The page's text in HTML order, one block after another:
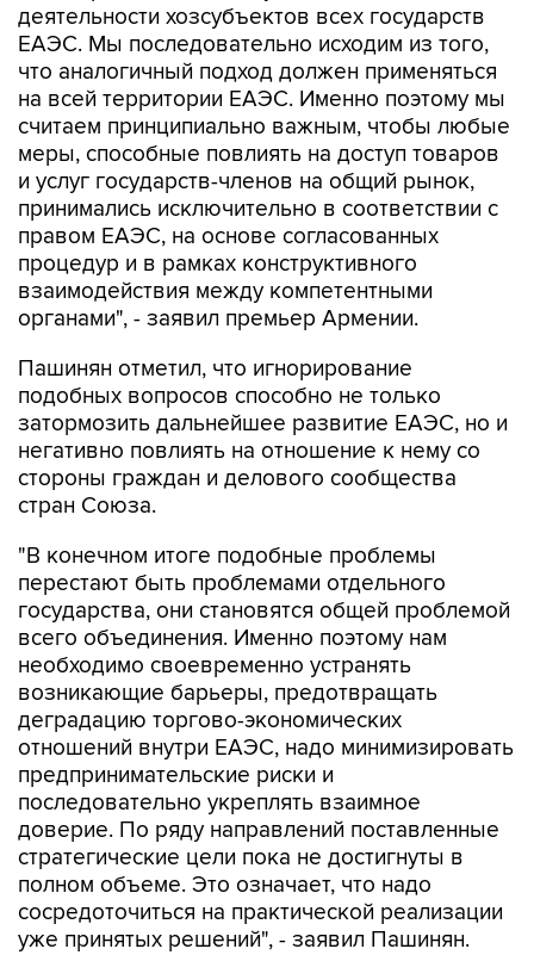
деятельности хозсубъектов всех государств
ЕАЭС. Мы последовательно исходим из того,
что аналогичный подход должен применяться
на всей территории ЕАЭС. Именно поэтому мы
считаем принципиально важным, чтобы любые
меры, способные повлиять на доступ товаров
и услуг государств-членов на общий рынок,
принимались исключительно в соответствии с
правом ЕАЭС, на основе согласованных
процедур и в рамках конструктивного
взаимодействия между компетентными
органами", - заявил премьер Армении.
Пашинян отметил, что игнорирование
подобных вопросов способно не только
затормозить дальнейшее развитие ЕАЭС, но и
негативно повлиять на отношение к нему со
стороны граждан и делового сообщества
стран Союза.
"В конечном итоге подобные проблемы
перестают быть проблемами отдельного
государства, они становятся общей проблемой
всего объединения. Именно поэтому нам
необходимо своевременно устранять
возникающие барьеры, предотвращать
деградацию торгово-экономических
отношений внутри ЕАЭС, надо минимизировать
предпринимательские риски и
последовательно укреплять взаимное
доверие. По ряду направлений поставленные
стратегические цели пока не достигнуты в
полном объеме. Это означает, что надо
сосредоточиться на практической реализации
уже принятых решений", - заявил Пашинян.